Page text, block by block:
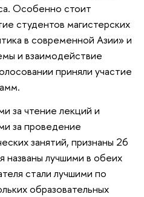
Особенно стоит
студентов магистерских
в современной Азии» и
и взаимодействие
приняли участие
за чтение лекций и
за проведение
занятий, признаны 26
названы лучшими в обеих
стали лучшими по
образовательных